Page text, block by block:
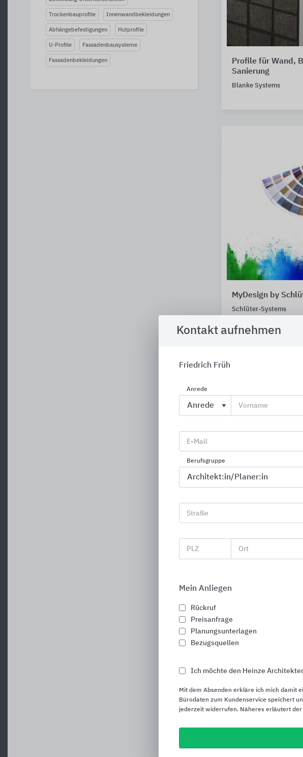
Trockenbauprofile Innenwandbekleidungen
Abhängebefestigungen Hutprofile
U-Profile Fassadenbausysteme
Fassadenbekleidungen
Profile für Wand,
Sanierung
Blanke Systems
MyDesign by
Schlüter-Systems
Stabsysteme und
Leviat
Kontakt aufnehmen
Friedrich Früh
Anrede
Vorname
E-Mail
Berufsgruppe
Straße
PLZ Ort
Mein Anliegen
Rückruf
Preisanfrage
Planungsunterlagen
Bezugsquellen
Ich möchte den Heinze
Mit dem Absenden erkläre ich mich damit
Bürodaten zum Kundenservice speichert
jederzeit widerrufen. Näheres erläutert der